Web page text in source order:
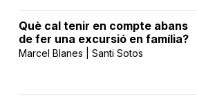
Què cal tenir en compte abans
de fer una excursió en família?
Marcel Blanes | Santi Sotos